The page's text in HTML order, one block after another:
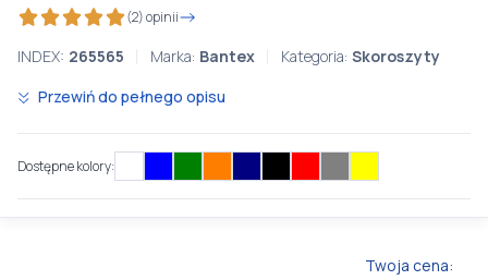
(2) opinii
INDEX: 265565 Marka: Bantex Kategoria: Skoroszyty
Przewiń do pełnego opisu
Dostępne kolory:
Twoja cena: